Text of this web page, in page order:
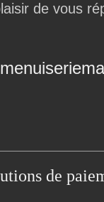
de vous
de